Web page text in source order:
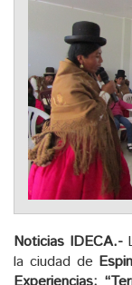
Noticias IDECA.-
la ciudad de